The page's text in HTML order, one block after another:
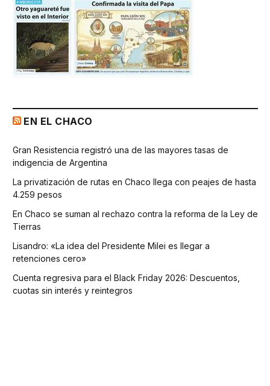
EN EL CHACO
Gran Resistencia registró una de las mayores tasas de
indigencia de Argentina
La privatización de rutas en Chaco llega con peajes de hasta
4.259 pesos
En Chaco se suman al rechazo contra la reforma de la Ley de
Tierras
Lisandro: «La idea del Presidente Milei es llegar a
retenciones cero»
Cuenta regresiva para el Black Friday 2026: Descuentos,
cuotas sin interés y reintegros